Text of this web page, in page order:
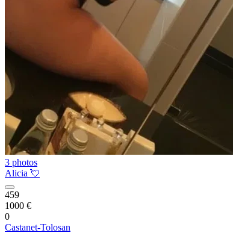
3 photos
Alicia 💘
459
1000 €
0
Castanet-Tolosan